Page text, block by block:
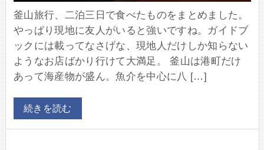
釜山旅行、二泊三日で食べたものをまとめました。
やっぱり現地に友人がいると強いですね。ガイドブ
ックには載ってなさげな、現地人だけしか知らない
ようなお店ばかり行けて大満足。 釜山は港町だけ
あって海産物が盛ん。魚介を中心に八 […]
続きを読む